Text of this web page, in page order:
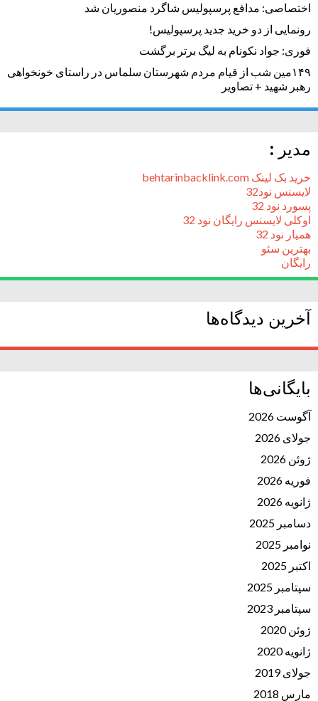
اختصاصی: مدافع پرسپولیس شاگرد منصوریان شد
رونمایی از دو خرید جدید پرسپولیس!
فوری: جواد نکونام به لیگ برتر برگشت
۱۴۹مین شب از قیام مردم شهرستان سلماس در راستای خونخواهی
رهبر شهید + تصاویر
مدیر :
خرید بک لینک behtarinbacklink.com
لایسنس نود32
پسورد نود 32
اوکلی لایسنس رایگان نود 32
همیار نود 32
بهترین سئو
رایگان
آخرین دیدگاه‌ها
بایگانی‌ها
آگوست 2026
جولای 2026
ژوئن 2026
فوریه 2026
ژانویه 2026
دسامبر 2025
نوامبر 2025
اکتبر 2025
سپتامبر 2025
سپتامبر 2023
ژوئن 2020
ژانویه 2020
جولای 2019
مارس 2018